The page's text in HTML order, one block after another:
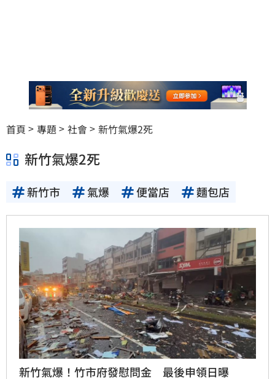
首頁 專題 社會 新竹氣爆2死
新竹氣爆2死
新竹市 氣爆 便當店 麵包店
新竹氣爆！竹市府發慰問金 最後申領日曝